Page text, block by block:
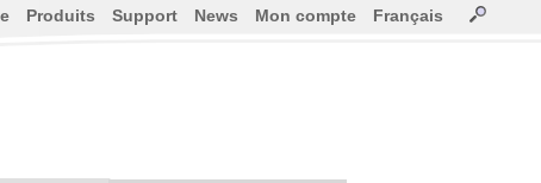
Produits Support News Mon compte Français